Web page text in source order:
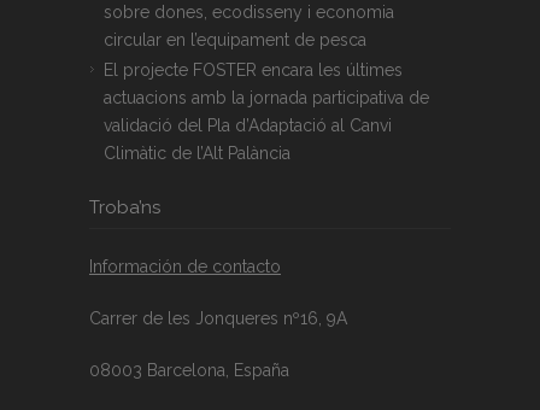
sobre dones, ecodisseny i economia
circular en l’equipament de pesca
El projecte FOSTER encara les últimes
actuacions amb la jornada participativa de
validació del Pla d’Adaptació al Canvi
Climàtic de l’Alt Palància
Troba’ns
Información de contacto
Carrer de les Jonqueres nº16, 9A
08003 Barcelona, España